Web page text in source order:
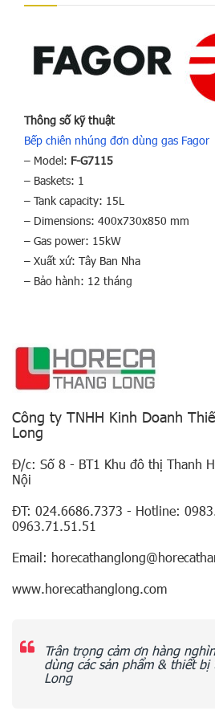
Thông số kỹ thuật
Bếp chiên nhúng đơn dùng gas Fagor
– Model: F-G7115
– Baskets: 1
– Tank capacity: 15L
– Dimensions: 400x730x850 mm
– Gas power: 15kW
– Xuất xứ: Tây Ban Nha
– Bảo hành: 12 tháng
Công ty TNHH Kinh Doanh
Long
Đ/c: Số 8 - BT1 Khu đô thị Thanh
Nội
ĐT: 024.6686.7373 - Hotline:
0963.71.51.51
Email:
www.horecathanglong.com
Trân trọng cảm ơn hàng
dùng các sản phẩm & thiết bị
Long